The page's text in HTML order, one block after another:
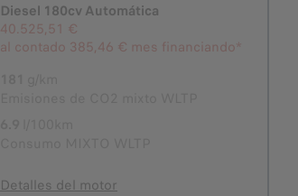
Diesel 180cv Automática
40.525,51 €
al contado 385,46 € mes financiando*
Seleccionado
Detalles del motor